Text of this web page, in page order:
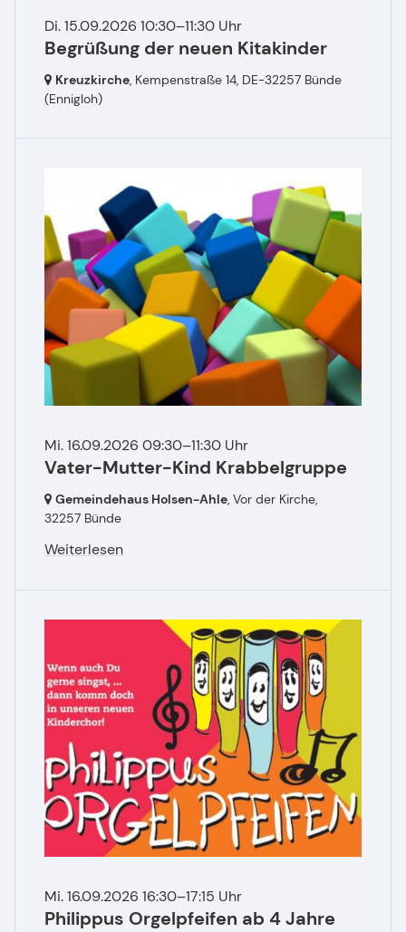
Di. 15.09.2026 10:30–11:30 Uhr
Begrüßung der neuen Kitakinder
Kreuzkirche, Kempenstraße 14, DE-32257 Bünde
(Ennigloh)
Mi. 16.09.2026 09:30–11:30 Uhr
Vater-Mutter-Kind Krabbelgruppe
Gemeindehaus Holsen-Ahle, Vor der Kirche,
32257 Bünde
Weiterlesen
Mi. 16.09.2026 16:30–17:15 Uhr
Philippus Orgelpfeifen ab 4 Jahre